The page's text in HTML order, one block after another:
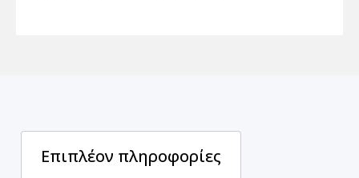
Επιπλέον πληροφορίες